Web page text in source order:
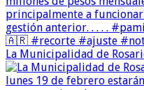
La Municipalidad de